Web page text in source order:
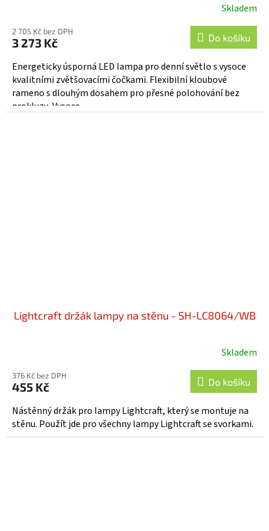
Skladem
2 705 Kč bez DPH
3 273 Kč Do košíku
Energeticky úsporná LED lampa pro denní světlo s vysoce
kvalitními zvětšovacími čočkami. Flexibilní kloubové
rameno s dlouhým dosahem pro přesné polohování bez
prokluzu. Vysoce...
Lightcraft držák lampy na stěnu - SH-LC8064/WB
Skladem
376 Kč bez DPH
455 Kč Do košíku
Nástěnný držák pro lampy Lightcraft, který se montuje na
stěnu. Použít jde pro všechny lampy Lightcraft se svorkami.